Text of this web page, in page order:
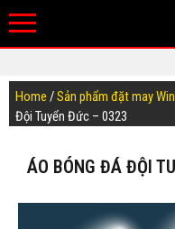
Home /Sản phẩm đặt may
Đội Tuyển Đức – 0323
ÁO BÓNG ĐÁ ĐỘI